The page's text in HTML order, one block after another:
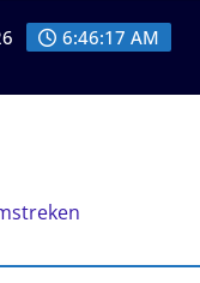
6:46:17 AM